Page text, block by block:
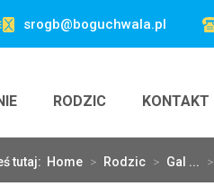
srogb@boguchwala.pl
RODZIC KONTAKT
tutaj: Home > Rodzic > Gal ... >